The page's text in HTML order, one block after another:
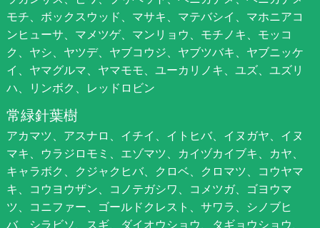
モチ、ボックスウッド、マサキ、マテバシイ、マホニアコ
ンヒューサ、マメツゲ、マンリョウ、モチノキ、モッコ
ク、ヤシ、ヤツデ、ヤブコウジ、ヤブツバキ、ヤブニッケ
イ、ヤマグルマ、ヤマモモ、ユーカリノキ、ユズ、ユズリ
ハ、リンボク、レッドロビン
常緑針葉樹
アカマツ、アスナロ、イチイ、イトヒバ、イヌガヤ、イヌ
マキ、ウラジロモミ、エゾマツ、カイヅカイブキ、カヤ、
キャラボク、クジャクヒバ、クロベ、クロマツ、コウヤマ
キ、コウヨウザン、コノテガシワ、コメツガ、ゴヨウマ
ツ、コニファー、ゴールドクレスト、サワラ、シノブヒ
バ、シラビソ、スギ、ダイオウショウ、タギョウショウ、